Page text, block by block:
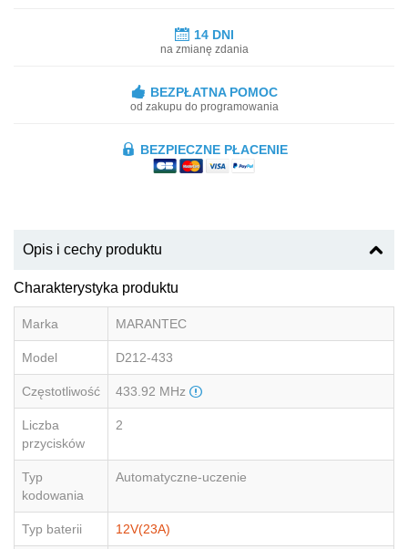
14 DNI
na zmianę zdania
BEZPŁATNA POMOC
od zakupu do programowania
BEZPIECZNE PŁACENIE
Opis i cechy produktu
Charakterystyka produktu
Marka MARANTEC
Model D212-433
Częstotliwość 433.92 MHz
Liczba
przycisków
2
Typ
kodowania
Automatyczne-uczenie
Typ baterii 12V(23A)